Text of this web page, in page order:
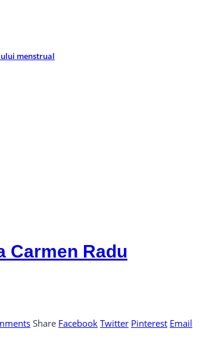
menstrual
Share Facebook Twitter Pinterest Email